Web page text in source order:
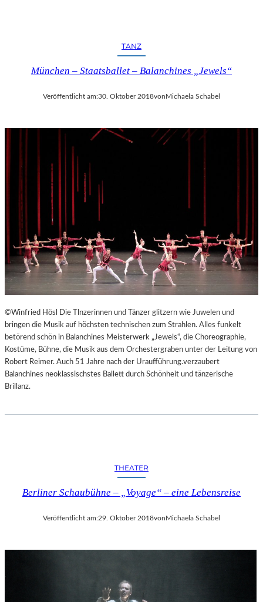
TANZ
München – Staatsballet – Balanchines „Jewels“
Veröffentlicht am:30. Oktober 2018vonMichaela Schabel
©Winfried Hösl Die Tlnzerinnen und Tänzer glitzern wie Juwelen und
bringen die Musik auf höchsten technischen zum Strahlen. Alles funkelt
betörend schön in Balanchines Meisterwerk „Jewels“, die Choreographie,
Kostüme, Bühne, die Musik aus dem Orchestergraben unter der Leitung von
Robert Reimer. Auch 51 Jahre nach der Uraufführung.verzaubert
Balanchines neoklassischstes Ballett durch Schönheit und tänzerische
Brillanz.
THEATER
Berliner Schaubühne – „Voyage“ – eine Lebensreise
Veröffentlicht am:29. Oktober 2018vonMichaela Schabel